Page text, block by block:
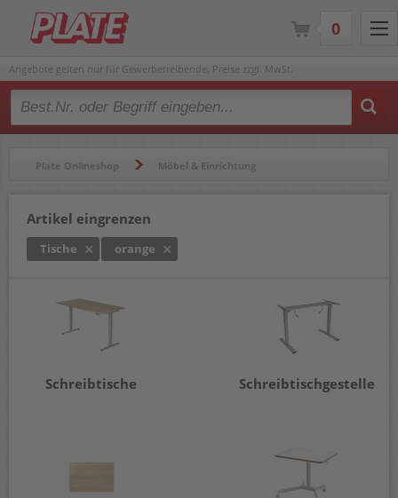
Angebote gelten nur für Gewerbetreibende. Preise zzgl. MwSt.
Type 2 or more characters for results.
Plate Onlineshop Möbel & Einrichtung
Artikel eingrenzen
Tische orange
Schreibtische Schreibtischgestelle
0